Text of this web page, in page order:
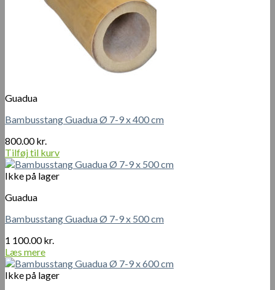
Guadua
Bambusstang Guadua Ø 7-9 x 400 cm
800.00kr.
Tilføj til kurv
Ikke på lager
Guadua
Bambusstang Guadua Ø 7-9 x 500 cm
1 100.00kr.
Læs mere
Ikke på lager